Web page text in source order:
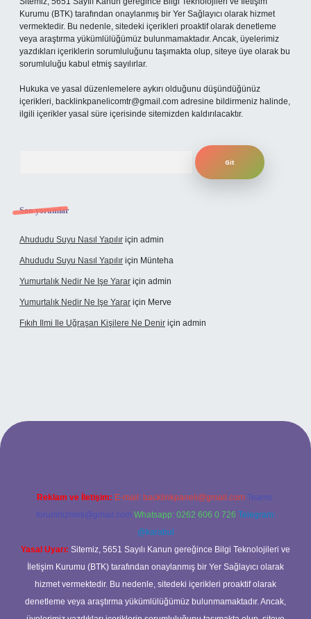
Kurumu (BTK) tarafından onaylanmış bir Yer Sağlayıcı olarak hizmet
vermektedir. Bu nedenle, sitedeki içerikleri proaktif olarak denetleme
veya araştırma yükümlülüğümüz bulunmamaktadır. Ancak, üyelerimiz
yazdıkları içeriklerin sorumluluğunu taşımakta olup, siteye üye olarak bu
sorumluluğu kabul etmiş sayılırlar.
Hukuka ve yasal düzenlemelere aykırı olduğunu düşündüğünüz
içerikleri, backlinkpanelicomtr@gmail.com adresine bildirmeniz halinde,
ilgili içerikler yasal süre içerisinde sitemizden kaldırılacaktır.
Son yorumlar
Ahududu Suyu Nasıl Yapılır için admin
Ahududu Suyu Nasıl Yapılır için Münteha
Yumurtalık Nedir Ne Işe Yarar için admin
Yumurtalık Nedir Ne Işe Yarar için Merve
Fıkıh Ilmi Ile Uğraşan Kişilere Ne Denir için admin
Reklam ve İletişim: E-mail: backlinkpaneli@gmail.com Teams:
forumhizmeti@gmail.com Whatsapp: 0262 606 0 726 Telegram:
@karabul
Yasal Uyarı: Sitemiz, 5651 Sayılı Kanun gereğince Bilgi Teknolojileri ve
İletişim Kurumu (BTK) tarafından onaylanmış bir Yer Sağlayıcı olarak
hizmet vermektedir. Bu nedenle, sitedeki içerikleri proaktif olarak
denetleme veya araştırma yükümlülüğümüz bulunmamaktadır. Ancak,